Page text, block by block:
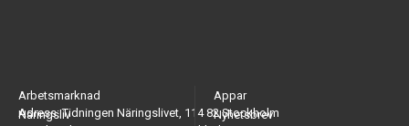
Adress: Tidningen Näringslivet, 114 82 Stockholm
Arbetsmarknad
Näringsliv
Appar
Nyhetsbrev